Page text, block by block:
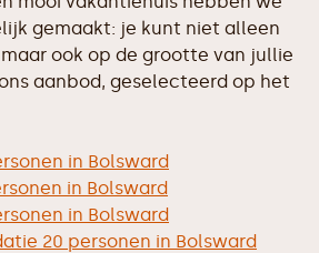
gemaakt: je kunt niet alleen
ook op de grootte van jullie
aanbod, geselecteerd op het
in Bolsward
in Bolsward
in Bolsward
20 personen in Bolsward